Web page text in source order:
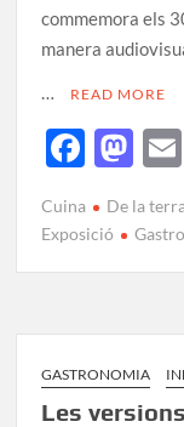
commemora els
manera
…
READ MORE
F
e
b
o
k
M
to
d
n
Cuina De la
Exposició
GASTRONOMIA
Les